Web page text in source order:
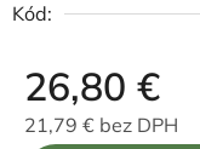
Kód:
26,80 €
21,79 € bez DPH